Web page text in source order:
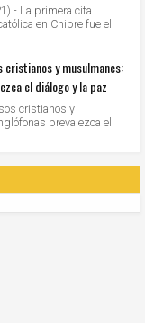
La primera cita
en Chipre fue el
cristianos y musulmanes:
el diálogo y la paz
cristianos y
prevalezca el